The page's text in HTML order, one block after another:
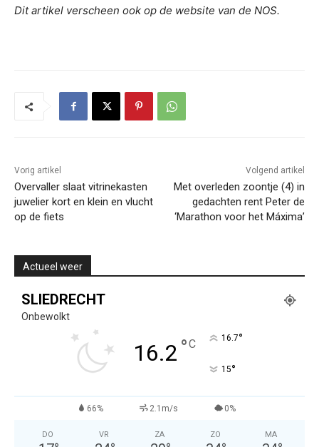
Dit artikel verscheen ook op de website van de NOS.
Vorig artikel
Overvaller slaat vitrinekasten
juwelier kort en klein en vlucht
op de fiets
Volgend artikel
Met overleden zoontje (4) in
gedachten rent Peter de
‘Marathon voor het Máxima’
Actueel weer
SLIEDRECHT
Onbewolkt
16.2 °C 16.7°
15°
66% 2.1m/s 0%
DO VR ZA ZO MA